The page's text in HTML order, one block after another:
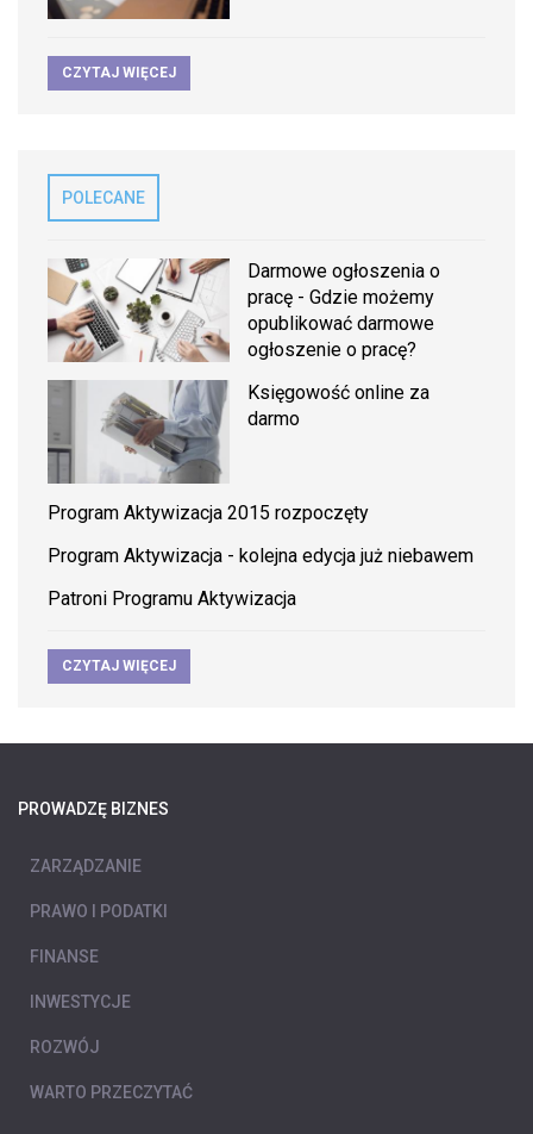
CZYTAJ WIĘCEJ
POLECANE
Darmowe ogłoszenia o
pracę - Gdzie możemy
opublikować darmowe
ogłoszenie o pracę?
Księgowość online za
darmo
Program Aktywizacja 2015 rozpoczęty
Program Aktywizacja - kolejna edycja już niebawem
Patroni Programu Aktywizacja
CZYTAJ WIĘCEJ
PROWADZĘ BIZNES
ZARZĄDZANIE
PRAWO I PODATKI
FINANSE
INWESTYCJE
ROZWÓJ
WARTO PRZECZYTAĆ